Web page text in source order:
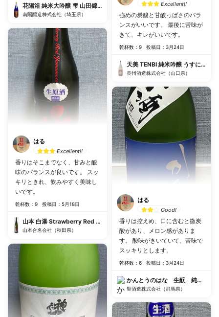
花陽浴 純米大吟醸 雫 山田錦40% 生原酒
南陽釀造株式会社（埼玉県）
はる
Excellent!!
香りはそこまでなく、甘みと酸
味のバランスが良いです。 スッ
キリときれ、飲みやすく美味し
いです。
乾杯数：9 投稿日：5月18日
山本 白瀑 Strawberry Red ストロベリーレッド
山本合名会社（秋田県）
Excellent!!
強めの炭酸と甘酸っぱさのバラ
ンスがいいです。 最後に苦味が
きて、キレがいいです。
乾杯数：9 投稿日：3月24日
天美 TENBI 純米吟醸 うすにごり
長州酒造株式会社（山口県）
はる
Good!
香りは控えめ、口に含むと微炭
酸があり、メロン感がありま
す。 酸味がきいていて、苦味で
スッキリとします。
乾杯数：6 投稿日：3月24日
かんとうのはな 生酛 純米吟醸
聖酒造株式会社（群馬県）